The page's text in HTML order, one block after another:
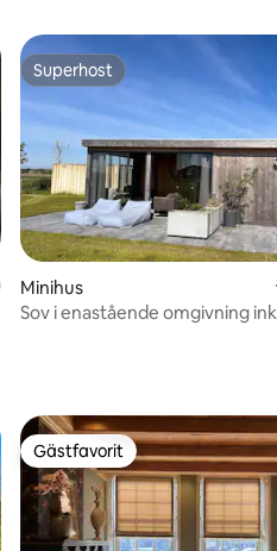
betyg, 83
Superhost
Superhost
Minihus
Sov i enastående omgivning
Gästfavorit
Gästfavorit